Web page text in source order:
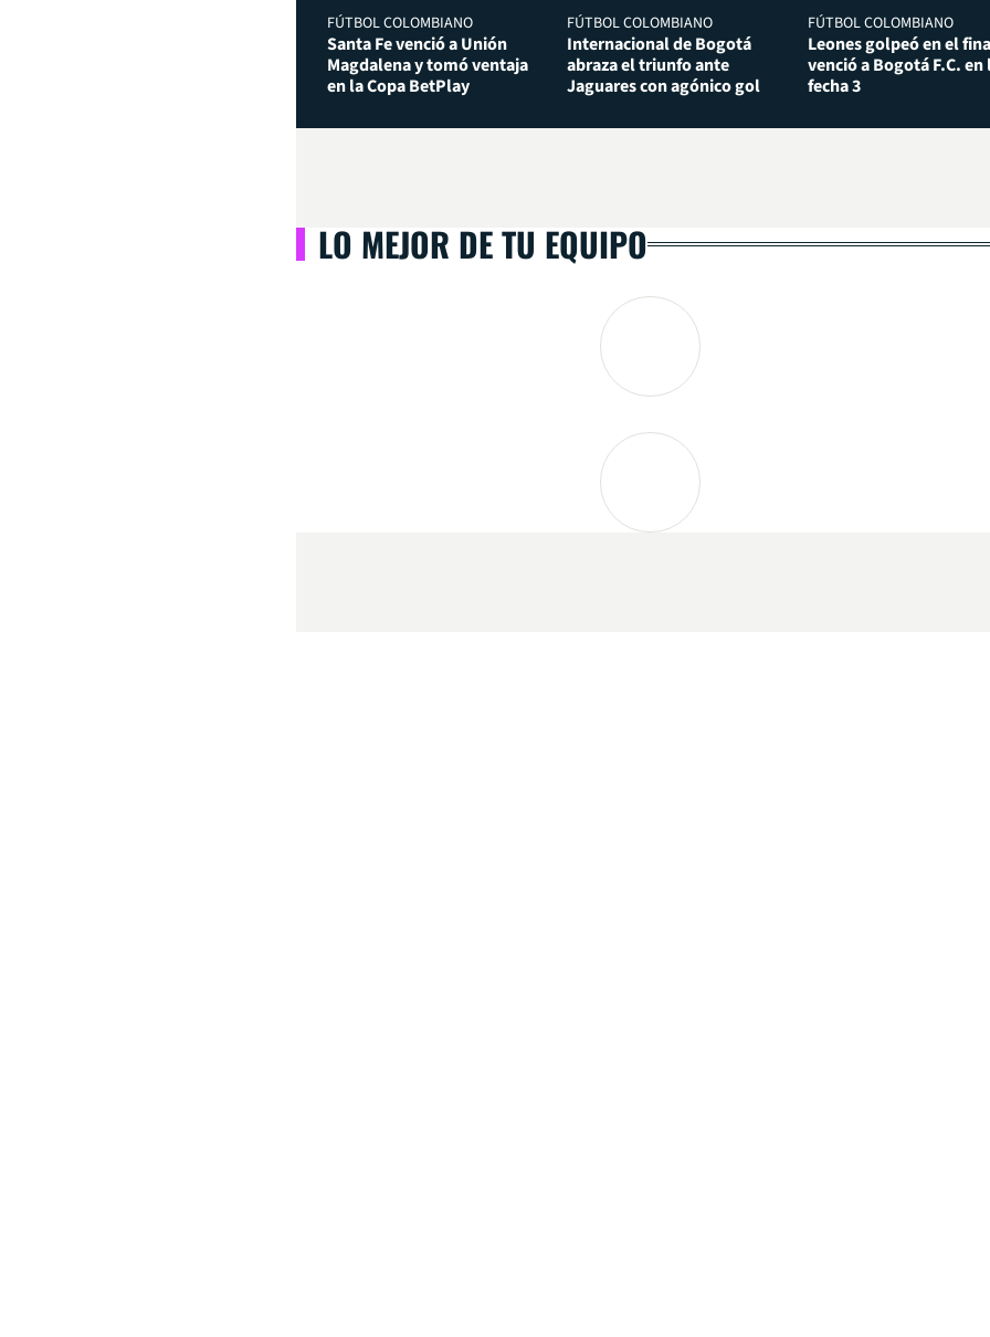
FÚTBOL COLOMBIANO
Santa Fe venció a Unión
Magdalena y tomó ventaja
en la Copa BetPlay
FÚTBOL COLOMBIANO
Internacional de Bogotá
abraza el triunfo ante
Jaguares con agónico gol
FÚTBOL COLOMBIANO
Leones golpeó en el
venció a Bogotá F.C. en
fecha 3
LO MEJOR DE TU EQUIPO